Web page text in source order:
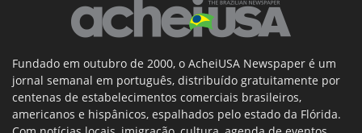
Fundado em outubro de 2000, o AcheiUSA Newspaper é um
jornal semanal em português, distribuído gratuitamente por
centenas de estabelecimentos comerciais brasileiros,
americanos e hispânicos, espalhados pelo estado da Flórida.